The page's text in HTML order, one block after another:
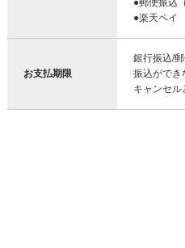
●郵便振込
●楽天ペイ
お支払期限
銀行振込/
振込ができ
キャンセル